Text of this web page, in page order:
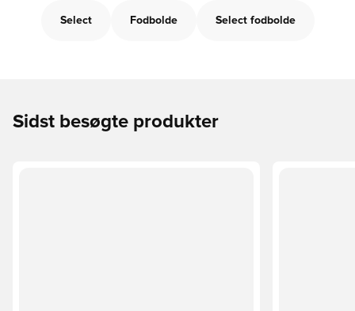
Select Fodbolde Select fodbolde
Sidst besøgte produkter